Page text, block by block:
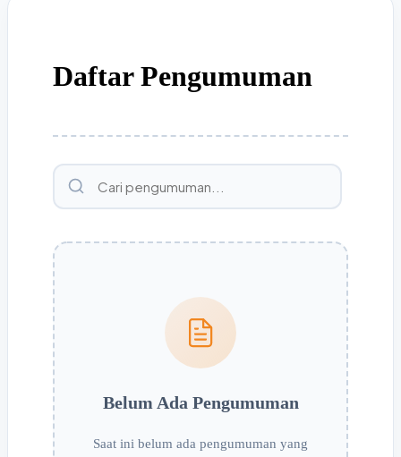
Daftar Pengumuman
Belum Ada Pengumuman
Saat ini belum ada pengumuman yang